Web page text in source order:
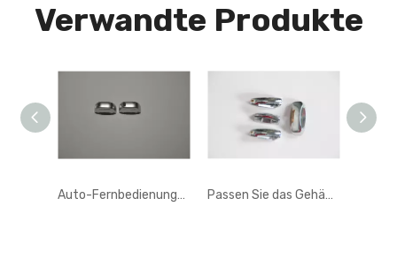
Verwandte Produkte
Auto-Fernbedienungsschlüsselkopf aus Zinklegierung Passen Sie das Gehäuse von Autoschlüsseln aus Zinklegierung und Metalldruckguss für die Automobilindustrie an